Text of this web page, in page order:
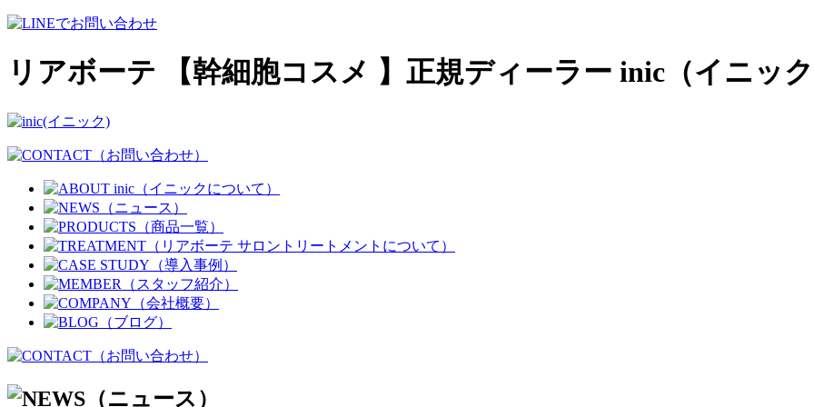
リアボーテ 【幹細胞コスメ 】正規ディーラー inic（イニッ